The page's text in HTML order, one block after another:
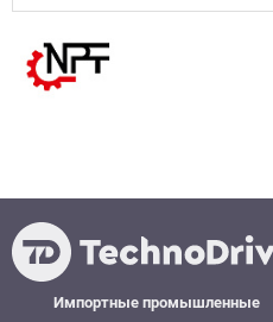
Импортные промышленные